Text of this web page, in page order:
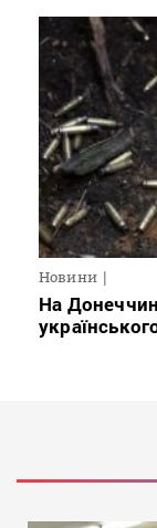
Новини
На